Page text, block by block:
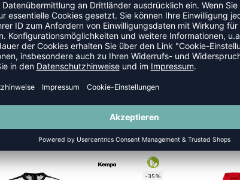
39,99 € |25,99€
-35%
UVP 39,99 €
-35%